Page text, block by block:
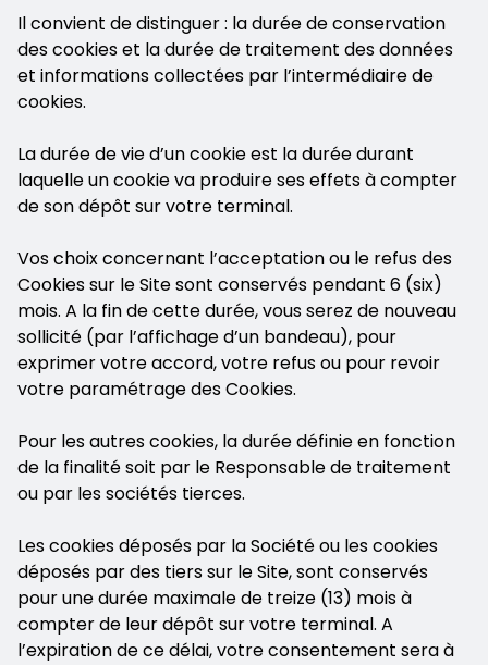
Il convient de distinguer : la durée de conservation
des cookies et la durée de traitement des données
et informations collectées par l’intermédiaire de
cookies.
La durée de vie d’un cookie est la durée durant
laquelle un cookie va produire ses effets à compter
de son dépôt sur votre terminal.
Vos choix concernant l’acceptation ou le refus des
Cookies sur le Site sont conservés pendant 6 (six)
mois. A la fin de cette durée, vous serez de nouveau
sollicité (par l’affichage d’un bandeau), pour
exprimer votre accord, votre refus ou pour revoir
votre paramétrage des Cookies.
Pour les autres cookies, la durée définie en fonction
de la finalité soit par le Responsable de traitement
ou par les sociétés tierces.
Les cookies déposés par la Société ou les cookies
déposés par des tiers sur le Site, sont conservés
pour une durée maximale de treize (13) mois à
compter de leur dépôt sur votre terminal. A
l’expiration de ce délai, votre consentement sera à